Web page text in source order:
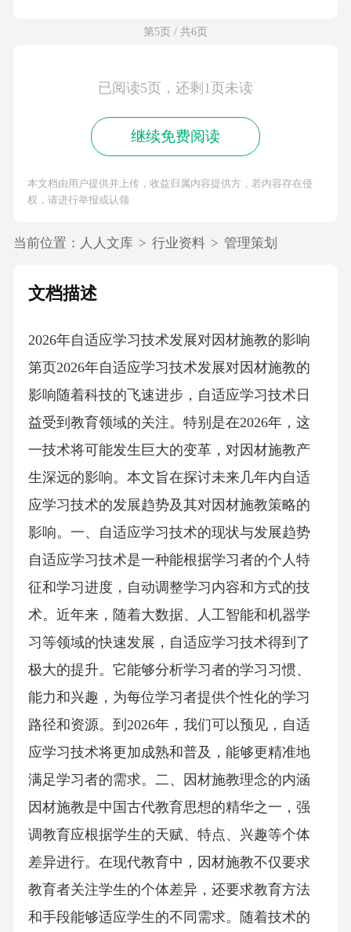
第5页 / 共6页
已阅读5页，还剩1页未读
继续免费阅读
本文档由用户提供并上传，收益归属内容提供方，若内容存在侵
权，请进行举报或认领
当前位置： 人人文库 > 行业资料 > 管理策划
文档描述
2026年自适应学习技术发展对因材施教的影响
第页2026年自适应学习技术发展对因材施教的
影响随着科技的飞速进步，自适应学习技术日
益受到教育领域的关注。特别是在2026年，这
一技术将可能发生巨大的变革，对因材施教产
生深远的影响。本文旨在探讨未来几年内自适
应学习技术的发展趋势及其对因材施教策略的
影响。一、自适应学习技术的现状与发展趋势
自适应学习技术是一种能根据学习者的个人特
征和学习进度，自动调整学习内容和方式的技
术。近年来，随着大数据、人工智能和机器学
习等领域的快速发展，自适应学习技术得到了
极大的提升。它能够分析学习者的学习习惯、
能力和兴趣，为每位学习者提供个性化的学习
路径和资源。到2026年，我们可以预见，自适
应学习技术将更加成熟和普及，能够更精准地
满足学习者的需求。二、因材施教理念的内涵
因材施教是中国古代教育思想的精华之一，强
调教育应根据学生的天赋、特点、兴趣等个体
差异进行。在现代教育中，因材施教不仅要求
教育者关注学生的个体差异，还要求教育方法
和手段能够适应学生的不同需求。随着技术的